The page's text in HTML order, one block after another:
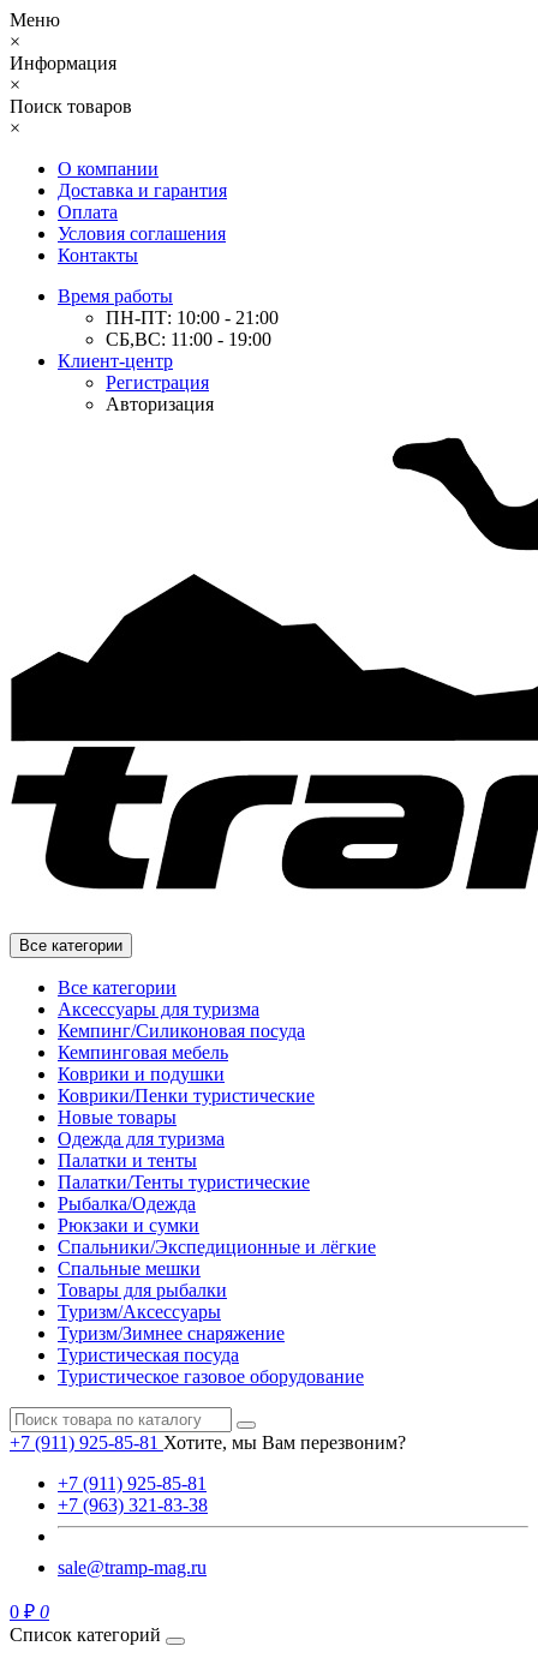
Меню
×
Информация
×
Поиск товаров
×
О компании
Доставка и гарантия
Оплата
Условия соглашения
Контакты
Время работы
ПН-ПТ: 10:00 - 21:00
СБ,ВС: 11:00 - 19:00
Клиент-центр
Регистрация
Авторизация
Все категории
Все категории
Аксессуары для туризма
Кемпинг/Силиконовая посуда
Кемпинговая мебель
Коврики и подушки
Коврики/Пенки туристические
Новые товары
Одежда для туризма
Палатки и тенты
Палатки/Тенты туристические
Рыбалка/Одежда
Рюкзаки и сумки
Спальники/Экспедиционные и лёгкие
Спальные мешки
Товары для рыбалки
Туризм/Аксессуары
Туризм/Зимнее снаряжение
Туристическая посуда
Туристическое газовое оборудование
+7 (911) 925-85-81 Хотите, мы Вам перезвоним?
+7 (911) 925-85-81
+7 (963) 321-83-38
sale@tramp-mag.ru
0 ₽ 0
Список категорий